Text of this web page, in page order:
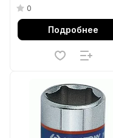
CrV, под квадрат 1/2,
хромированная Stels
0
Подробнее